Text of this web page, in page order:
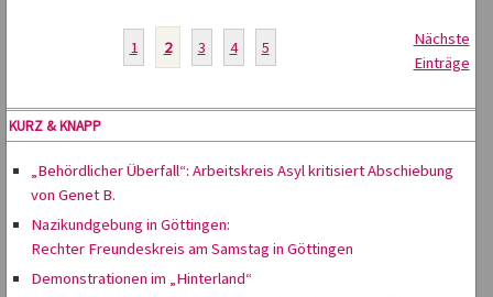
1 2 3 4 5
Nächste
Einträge
KURZ & KNAPP
„Behördlicher Überfall“: Arbeitskreis Asyl kritisiert Abschiebung
von Genet B.
Nazikundgebung in Göttingen:
Rechter Freundeskreis am Samstag in Göttingen
Demonstrationen im „Hinterland“